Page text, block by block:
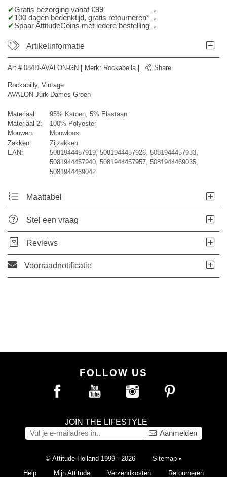
Gratis bezorging vanaf €99
100 dagen bedenktijd, gratis retourneren*
Spaar AttitudeCoins met iedere bestelling
Artikelinformatie
Art.# 084D-AVALON-GN Merk: Rockabella Share
Rockabilly, Vintage
AVALON Jurk Dames Groen
Materiaal:
95% Katoen, 5% Elastaan
Materiaal 2:
100% Polyester
Mouwen:
Mouwloos
Zakken:
Zijzakken
EAN:
5081944457919, 5081944457926, 5081944457933,
5081944457940, 5081944457957, 5081944469035,
5081944469042
Maattabel
Stel een vraag
Reviews
Voorraadnotificatie
FOLLOW US
JOIN THE LIFESTYLE
Aanmelden
© Attitude Holland 1999 - 2026 Sitemap •
Help
Mijn Attitude Verzendkosten
Retourneren